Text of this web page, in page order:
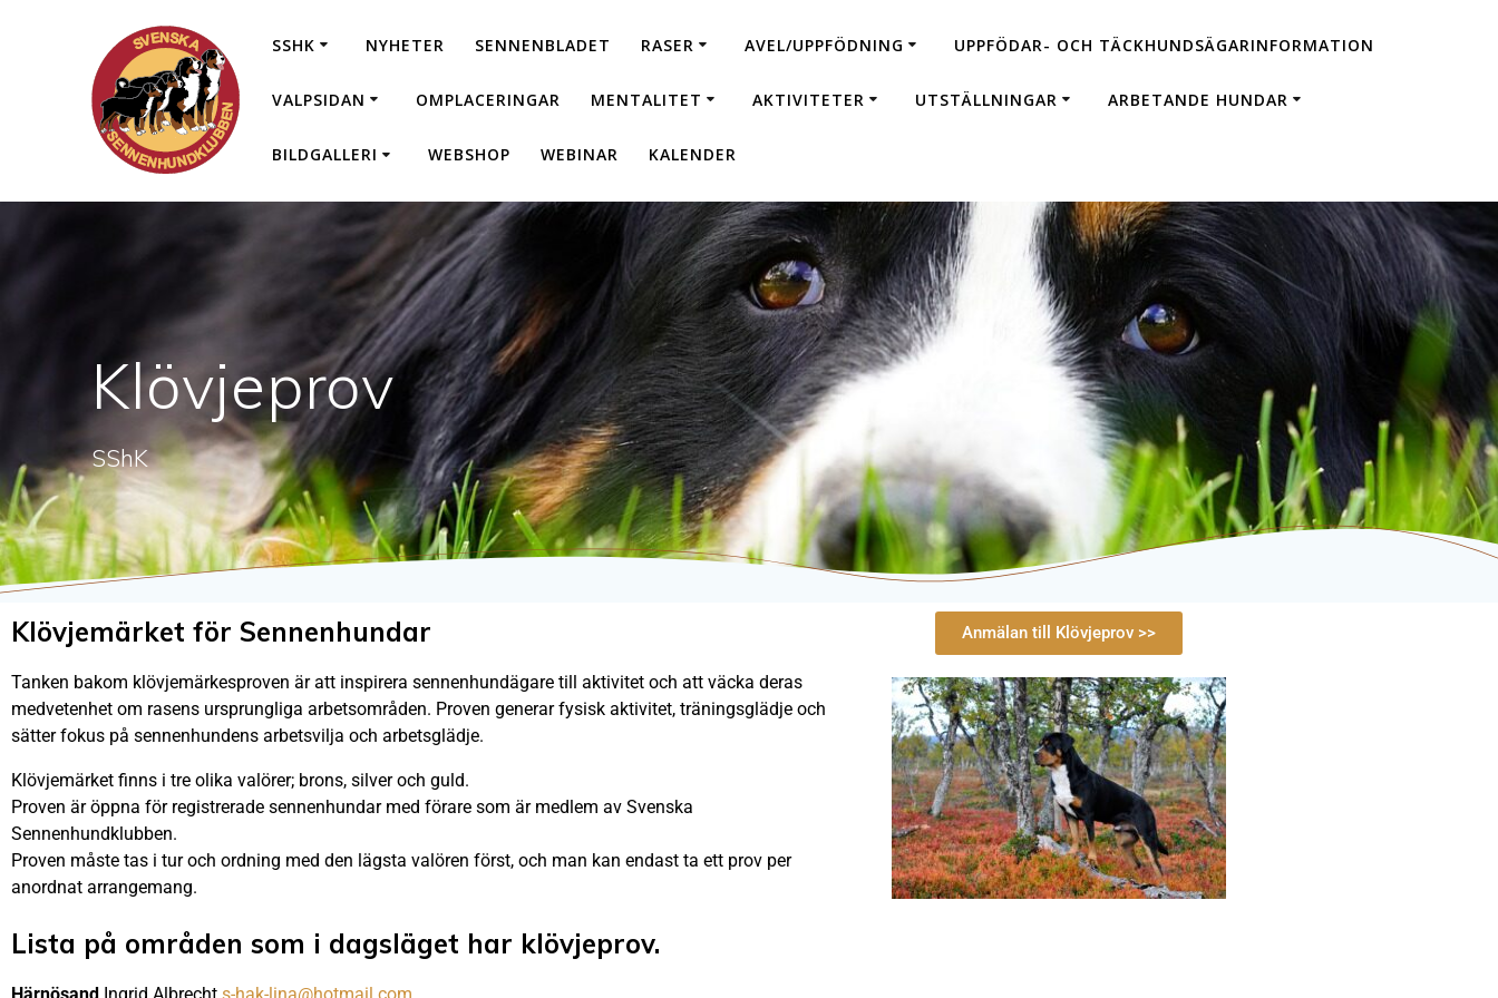
SSHK NYHETER SENNENBLADET RASER AVEL/UPPFÖDNING UPPFÖDAR- OCH TÄCKHUNDSÄGARINFORMATION
VALPSIDAN OMPLACERINGAR MENTALITET AKTIVITETER UTSTÄLLNINGAR ARBETANDE HUNDAR
BILDGALLERI WEBSHOP WEBINAR KALENDER
Klövjeprov
SShK
Klövjemärket för Sennenhundar
Tanken bakom klövjemärkesproven är att inspirera sennenhundägare till aktivitet och att väcka deras
medvetenhet om rasens ursprungliga arbetsområden. Proven generar fysisk aktivitet, träningsglädje och
sätter fokus på sennenhundens arbetsvilja och arbetsglädje.
Klövjemärket finns i tre olika valörer; brons, silver och guld.
Proven är öppna för registrerade sennenhundar med förare som är medlem av Svenska
Sennenhundklubben.
Proven måste tas i tur och ordning med den lägsta valören först, och man kan endast ta ett prov per
anordnat arrangemang.
Anmälan till Klövjeprov >>
Lista på områden som i dagsläget har klövjeprov.